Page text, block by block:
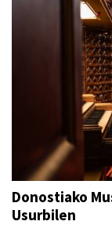
Donostiako
Usurbilen